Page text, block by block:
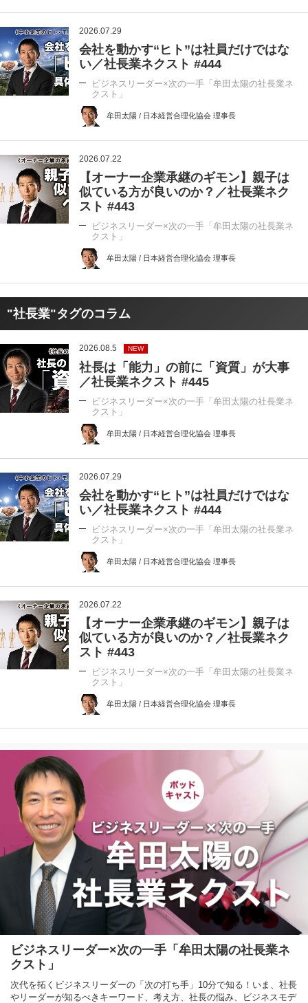
2026.07.29
会社を動かす“ヒト”は社員だけではな
い／社長業ネクスト #444
ビジネスリーダー×次の一手「牟田太陽の社長業ネ
クスト」
牟田太陽 / 日本経営合理化協会 理事長
2026.07.22
【オーナー企業承継のギモン】親子は
似ている方が良いのか？／社長業ネク
スト #443
ビジネスリーダー×次の一手「牟田太陽の社長業ネ
クスト」
牟田太陽 / 日本経営合理化協会 理事長
"社長業"タグのコラム
2026.08.5 NEW
社長は「能力」の前に「資質」が大事
／社長業ネクスト #445
ビジネスリーダー×次の一手「牟田太陽の社長業ネ
クスト」
牟田太陽 / 日本経営合理化協会 理事長
2026.07.29
会社を動かす“ヒト”は社員だけではな
い／社長業ネクスト #444
ビジネスリーダー×次の一手「牟田太陽の社長業ネ
クスト」
牟田太陽 / 日本経営合理化協会 理事長
2026.07.22
【オーナー企業承継のギモン】親子は
似ている方が良いのか？／社長業ネク
スト #443
ビジネスリーダー×次の一手「牟田太陽の社長業ネ
クスト」
牟田太陽 / 日本経営合理化協会 理事長
ビジネスリーダー×次の一手「牟田太陽の社長業ネ
クスト」
次代を拓くビジネスリーダーの「次の打ち手」10分で知る！いま、社長
やリーダーが知るべきキーワード、考え方、社長の悩み、ビジネスモデ